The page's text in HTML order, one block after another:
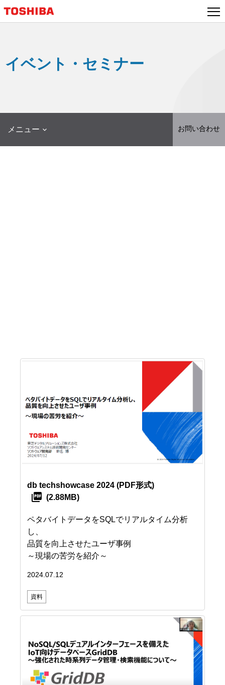
イベント・セミナー
メニュー お問い合わせ
db techshowcase 2024 (PDF形式)
(2.88MB)
ペタバイトデータをSQLでリアルタイム分析
し、
品質を向上させたユーザ事例
～現場の苦労を紹介～
2024.07.12
資料